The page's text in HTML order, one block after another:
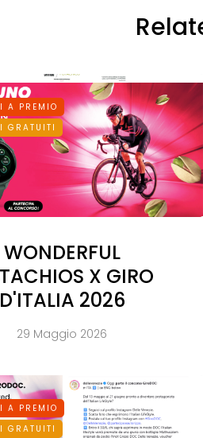
A PREMIO
GRATUITI
WONDERFUL
X GIRO
D'ITALIA 2026
29 Maggio 2026
A PREMIO
GRATUITI